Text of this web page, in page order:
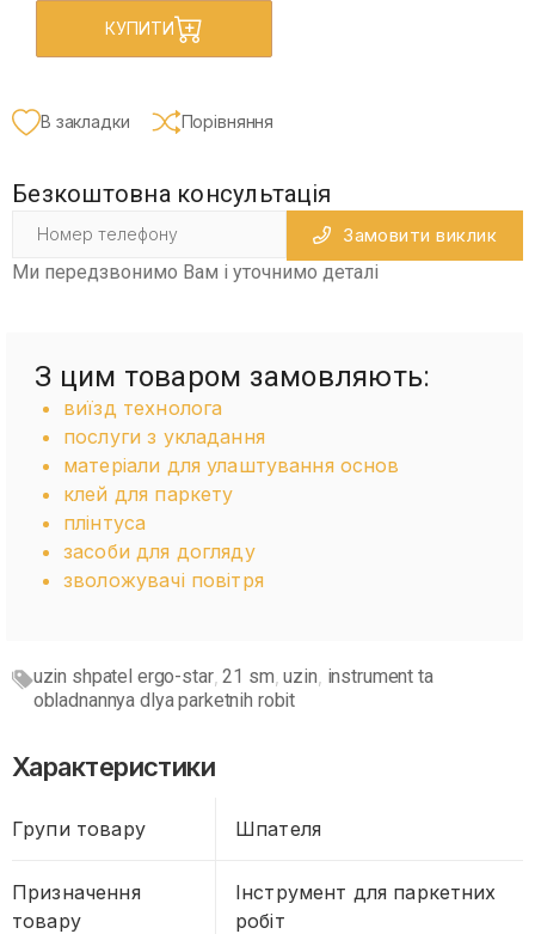
КУПИТИ
В закладки Порівняння
Безкоштовна консультація
Замовити виклик
Ми передзвонимо Вам і уточнимо деталі
З цим товаром замовляють:
виїзд технолога
послуги з укладання
матеріали для улаштування основ
клей для паркету
плінтуса
засоби для догляду
зволожувачі повітря
uzin shpatel ergo-star,21 sm ,uzin instrument ta
obladnannya dlya parketnih robit
Характеристики
Групи товару Шпателя
Призначення
товару
Інструмент для паркетних
робіт